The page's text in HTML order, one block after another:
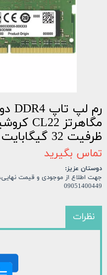
ظرفیت 32 گیگابایت
تماس بگیرید
دوستان عزیز:
جهت اطلاع از موجودی و قیمت
09051400449
نظرات